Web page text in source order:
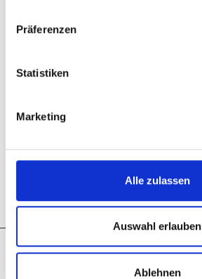
Präferenzen
Statistiken
Marketing
Alle zulassen
Auswahl erlauben
Ablehnen